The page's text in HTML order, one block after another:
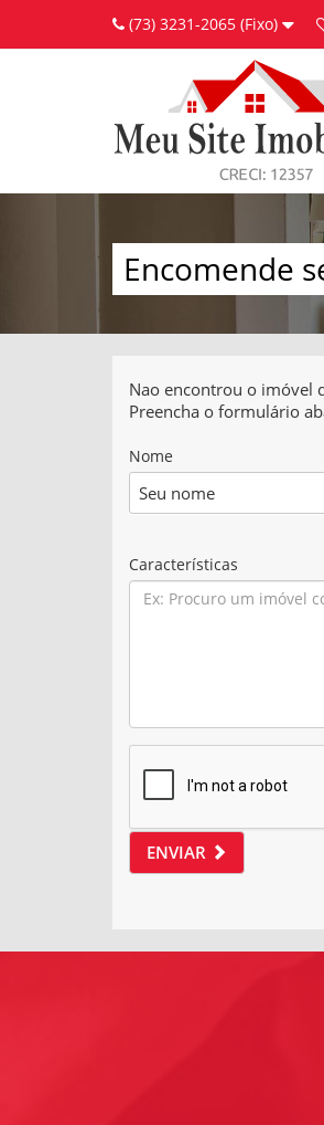
(73) 3231-2065 (Fixo)
Encomende
Nao encontrou o imóvel
Preencha o formulário
Nome
Características
ENVIAR